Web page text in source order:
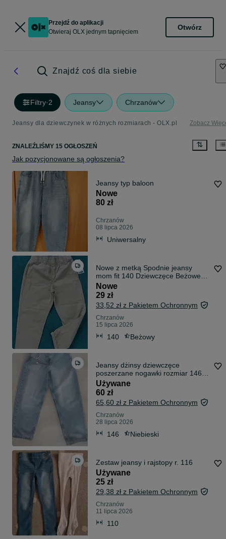
Przejdź do aplikacji
Otwieraj OLX jednym tapnięciem
Otwórz
Znajdź coś dla siebie
Filtry·2 Jeansy Chrzanów
Jeansy dla dziewczynek w różnych rozmiarach - OLX.pl Zobacz
ZNALEŹLIŚMY 15 OGŁOSZEŃ
Jak pozycjonowane są ogłoszenia?
Jeansy typ baloon
Nowe
80 zł
Chrzanów
08 lipca 2026
Uniwersalny
Nowe z metką Spodnie jeansy
mom fit 140 Dziewczęce Beżowe
Boyfriend na gumce Szerokie
Nowe
29 zł
33,52 zł z Pakietem Ochronnym
Chrzanów
15 lipca 2026
140 Beżowy
Jeansy dżinsy dziewczęce
poszerzane nogawki rozmiar 146
reserved
Używane
60 zł
65,60 zł z Pakietem Ochronnym
Chrzanów
28 lipca 2026
146 Niebieski
Zestaw jeansy i rajstopy r. 116
Używane
25 zł
29,38 zł z Pakietem Ochronnym
Chrzanów
11 lipca 2026
110